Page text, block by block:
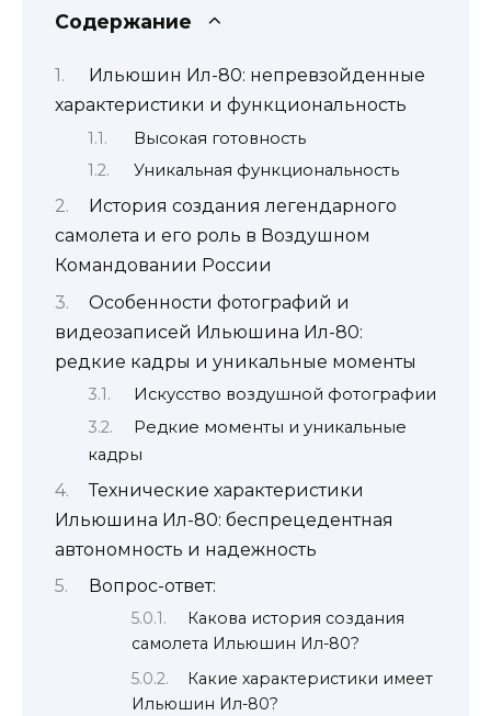
Содержание
Ильюшин Ил-80: непревзойденные
характеристики и функциональность
Высокая готовность
Уникальная функциональность
История создания легендарного
самолета и его роль в Воздушном
Командовании России
Особенности фотографий и
видеозаписей Ильюшина Ил-80:
редкие кадры и уникальные моменты
Искусство воздушной фотографии
Редкие моменты и уникальные
кадры
Технические характеристики
Ильюшина Ил-80: беспрецедентная
автономность и надежность
Вопрос-ответ:
Какова история создания
самолета Ильюшин Ил-80?
Какие характеристики имеет
Ильюшин Ил-80?